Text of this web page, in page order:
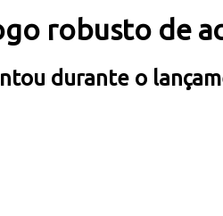
robusto de
durante o